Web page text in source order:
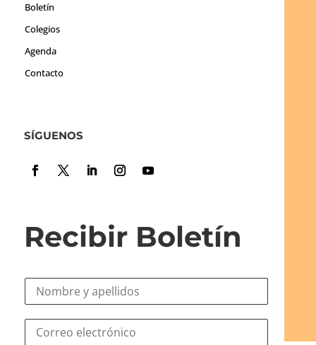
Boletín
Colegios
Agenda
Contacto
SÍGUENOS
Recibir Boletín
N
r
N
C